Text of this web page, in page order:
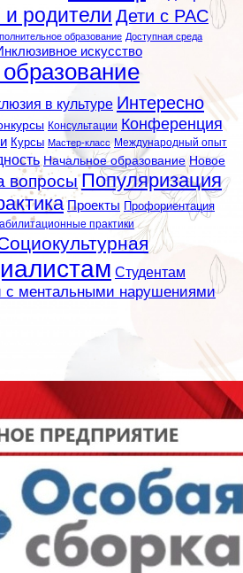
и родители Дети с РАС
образование Доступная среда
искусство
в культуре Интересно
Консультации Конференция
Курсы Мастер-класс Международный опыт
Начальное образование Новое
вопросы Популяризация
Проекты Профориентация
практики
Студентам
с ментальными нарушениями